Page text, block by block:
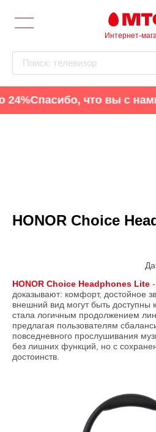
Интернет-
Поиск: телевизор
Спасибо, что вы с нами!
HONOR Choice
HONOR Choice Headphones Lite
доказывают: комфорт, достойное
внешний вид могут быть доступны
стала логичным продолжением
предлагая пользователям
повседневного прослушивания
без лишних функций, но с
достоинств.